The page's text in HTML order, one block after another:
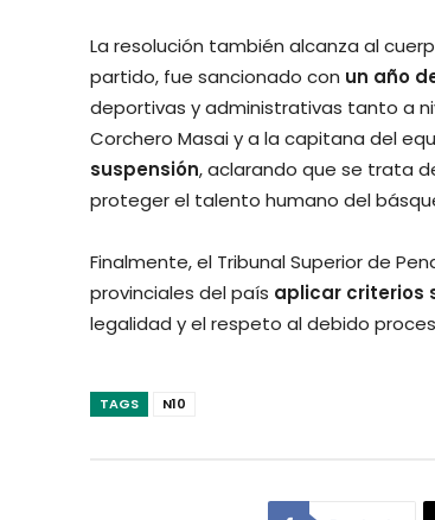
La resolución también alcanza al
partido, fue sancionado con un año
deportivas y administrativas tanto a
Corchero Masai y a la capitana del
suspensión, aclarando que se trata
proteger el talento humano del
Finalmente, el Tribunal Superior de
provinciales del país aplicar criterios
legalidad y el respeto al debido
TAGS N10